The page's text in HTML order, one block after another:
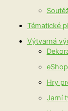
Tématické
Výtvarná
Hry
Jarní